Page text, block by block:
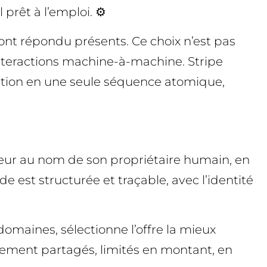
à l’emploi. ⚙️
répondu présents. Ce choix n’est pas
machine-à-machine. Stripe
en une seule séquence atomique,
au nom de son propriétaire humain, en
est structurée et traçable, avec l’identité
sélectionne l’offre la mieux
partagés, limités en montant, en